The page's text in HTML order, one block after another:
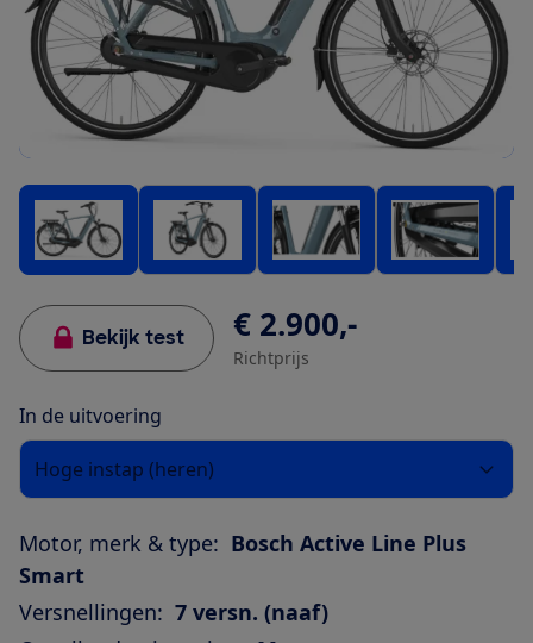
Bekijk test € 2.900,-
Richtprijs
In de uitvoering
Hoge instap (heren)
Motor, merk & type: Bosch Active Line Plus
Smart
Versnellingen: 7 versn. (naaf)